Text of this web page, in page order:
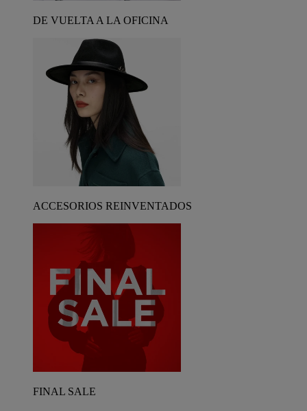
DE VUELTA A LA OFICINA
ACCESORIOS REINVENTADOS
FINAL SALE